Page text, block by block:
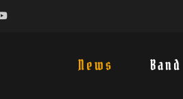
News Band